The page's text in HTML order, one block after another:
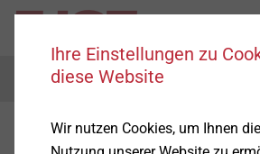
Menu
Ihre Einstellungen zu
diese Website
Wir nutzen Cookies, um Ihnen